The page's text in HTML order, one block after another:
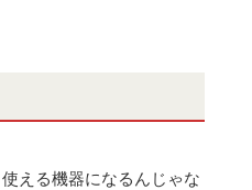
える機器になるんじゃな